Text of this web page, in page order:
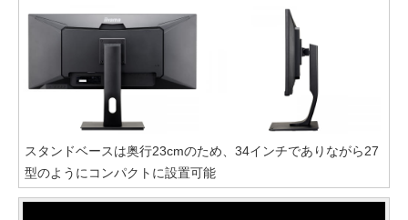
スタンドベースは奥行23cmのため、34インチでありながら27
型のようにコンパクトに設置可能